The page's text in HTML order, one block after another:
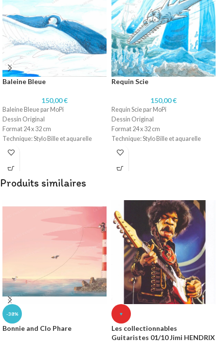
Baleine Bleue
150,00€
Baleine Bleue par MoPi
Dessin Original
Format 24 x 32 cm
Technique: Stylo Bille et aquarelle
Papier 220 gr
Requin Scie
150,00€
Requin Scie par MoPi
Dessin Original
Format 24 x 32 cm
Technique: Stylo Bille et aquarelle
Papier 220 gr
Produits similaires
-38%
Bonnie and Clo Phare
♥
Les collectionnables
Guitaristes 01/10 Jimi HENDRIX